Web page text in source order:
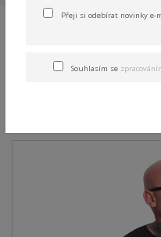
dlouhým
Přeji si odebírat novinky e-
Souhlasím se